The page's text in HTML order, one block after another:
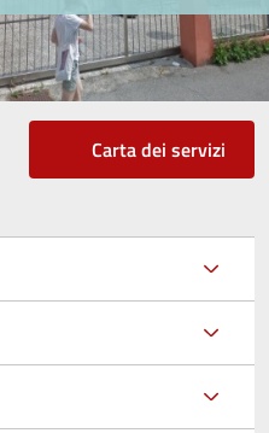
Carta dei servizi